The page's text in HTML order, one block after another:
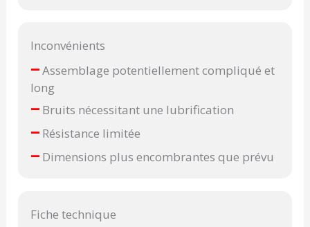
Inconvénients
–Assemblage potentiellement compliqué et
long
– Bruits nécessitant une lubrification
– Résistance limitée
– Dimensions plus encombrantes que prévu
Fiche technique